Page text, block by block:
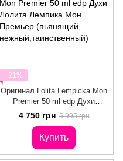
−21%
Оригинал Lolita Lempicka Mon
Premier 50 ml edp Духи
Лолита Лемпика Мон Премьер
(пьянящий,
нежный,таинственный)
4 750 грн 5 995 грн
Купить